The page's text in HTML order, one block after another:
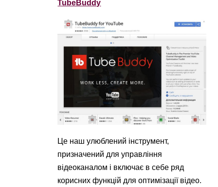
TubeBuddy
Це наш улюблений інструмент,
призначений для управління
відеоканалом і включає в себе ряд
корисних функцій для оптимізації відео.